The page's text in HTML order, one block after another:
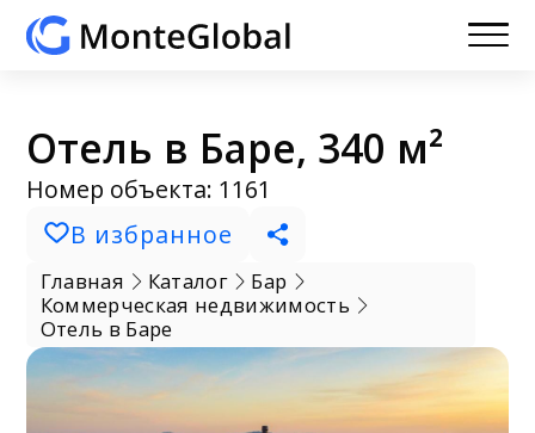
Отель в Баре, 340 м²
Номер объекта: 1161
В избранное
Главная Каталог
Бар
Коммерческая недвижимость
Отель в Баре